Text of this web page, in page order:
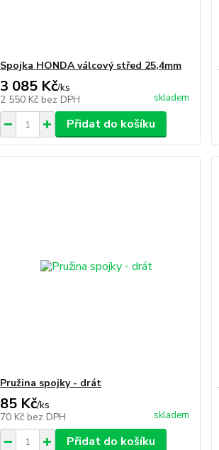
Spojka HONDA válcový střed 25,4mm
3 085 Kč/ks
2 550 Kč bez DPH skladem
Přidat do košíku
Pružina spojky - drát
85 Kč/ks
70 Kč bez DPH skladem
Přidat do košíku